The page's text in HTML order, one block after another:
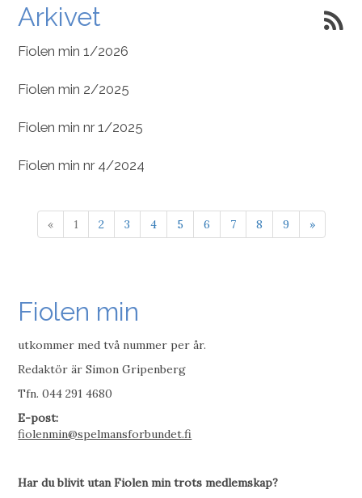
Arkivet
Fiolen min 1/2026
Fiolen min 2/2025
Fiolen min nr 1/2025
Fiolen min nr 4/2024
« 1 2 3 4 5 6 7 8 9 »
Fiolen min
utkommer med två nummer per år.
Redaktör är Simon Gripenberg
Tfn. 044 291 4680
E-post:
fiolenmin@spelmansforbundet.fi
Har du blivit utan Fiolen min trots medlemskap?